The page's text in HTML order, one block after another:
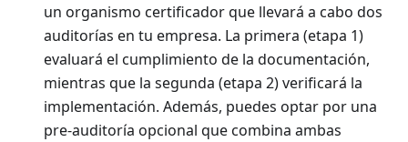
un organismo certificador que llevará a cabo dos
auditorías en tu empresa. La primera (etapa 1)
evaluará el cumplimiento de la documentación,
mientras que la segunda (etapa 2) verificará la
implementación. Además, puedes optar por una
pre-auditoría opcional que combina ambas